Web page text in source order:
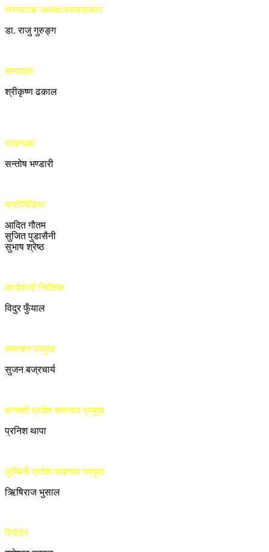
संस्थापक अध्यक्ष/सल्लाहकार
डा. राजु गुरुङ्ग
सम्पादक
श्रीकृष्ण ढकाल
प्रबन्धक
सन्तोष भण्डारी
मल्टीमिडिया
आदित गौतम
सुजित पुडासैनी
सुभाष श्रेष्ठ
कार्यकारी निर्देशक
विदुर फुँयाल
समाचार प्रमुख
सुजन बज्रचार्य
बागमती प्रदेश समाचार प्रमुख
प्रनिश थापा
लुम्बिनी प्रदेश समाचार प्रमुख
ऋिषिराज भुसाल
रिपोर्टर